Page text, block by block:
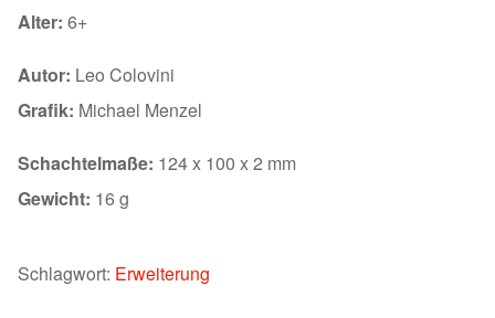
Alter: 6+
Autor: Leo Colovini
Grafik: Michael Menzel
Schachtelmaße: 124 x 100 x 2 mm
Gewicht: 16 g
Schlagwort: Erweiterung